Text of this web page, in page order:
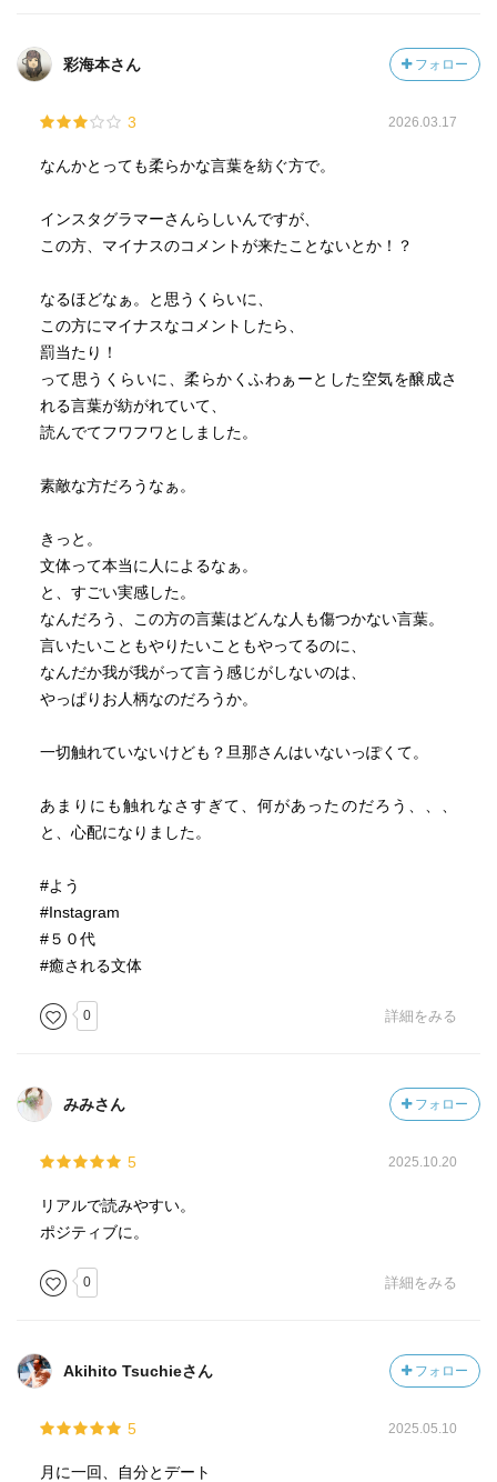
彩海本さん フォロー
3 2026.03.17
なんかとっても柔らかな言葉を紡ぐ方で。
インスタグラマーさんらしいんですが、
この方、マイナスのコメントが来たことないとか！？
なるほどなぁ。と思うくらいに、
この方にマイナスなコメントしたら、
罰当たり！
って思うくらいに、柔らかくふわぁーとした空気を醸成さ
れる言葉が紡がれていて、
読んでてフワフワとしました。
素敵な方だろうなぁ。
きっと。
文体って本当に人によるなぁ。
と、すごい実感した。
なんだろう、この方の言葉はどんな人も傷つかない言葉。
言いたいこともやりたいこともやってるのに、
なんだか我が我がって言う感じがしないのは、
やっぱりお人柄なのだろうか。
一切触れていないけども？旦那さんはいないっぽくて。
あまりにも触れなさすぎて、何があったのだろう、、、
と、心配になりました。
#よう
#Instagram
#５０代
#癒される文体
0 詳細をみる
みみさん フォロー
5 2025.10.20
リアルで読みやすい。
ポジティブに。
0 詳細をみる
Akihito Tsuchieさん フォロー
5 2025.05.10
月に一回、自分とデート